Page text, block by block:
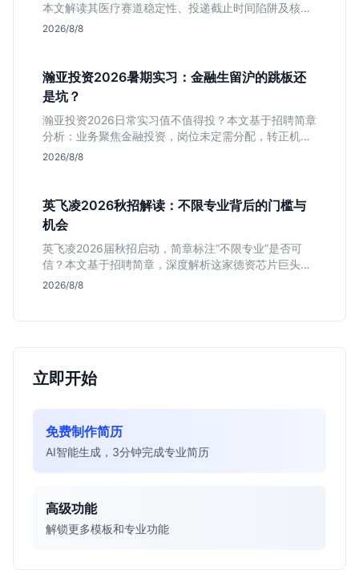
本文解读其医疗赛道稳定性、投递截止时间陷阱及核心
岗位面试节奏，帮应届生判断是否值得投入。
2026/8/8
瀚亚投资2026暑期实习：金融生留沪的跳板还
是坑？
瀚亚投资2026日常实习值不值得投？本文基于招聘简章
分析：业务聚焦金融投资，岗位未定需分配，转正机会
不明确。适合急需上海高含金量实习证明、想接触真实
2026/8/8
英飞凌2026秋招解读：不限专业背后的门槛与
机会
英飞凌2026届秋招启动，简章标注“不限专业”是否可
信？本文基于招聘简章，深度解析这家德资芯片巨头的
行业地位、校招真实门槛及投递策略，助你判断是否值
2026/8/8
立即开始
免费制作简历
AI智能生成，3分钟完成专业简历
高级功能
解锁更多模板和专业功能